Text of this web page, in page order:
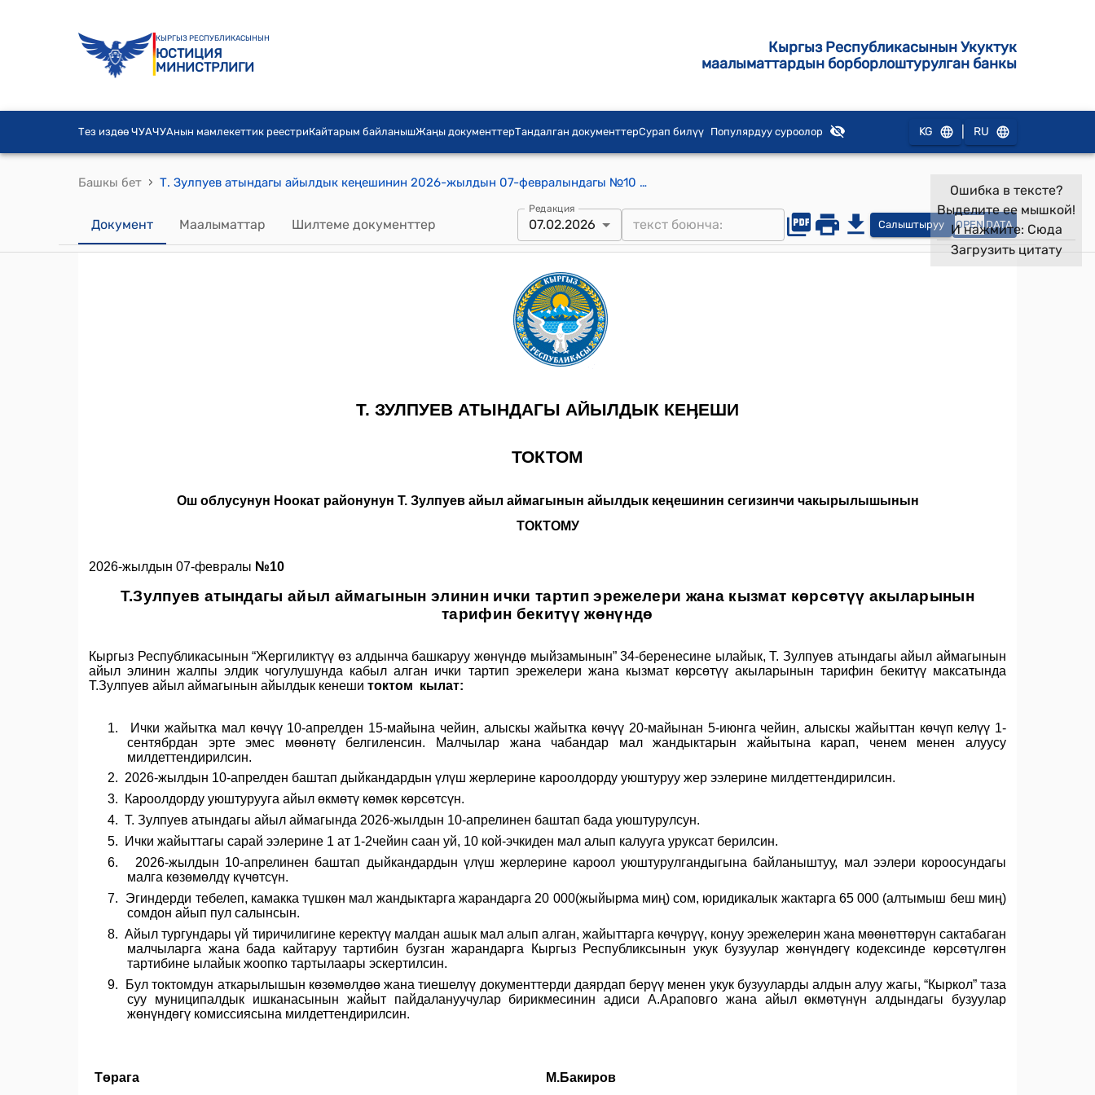
КЫРГЫЗ РЕСПУБЛИКАСЫНЫН
ЮСТИЦИЯ
МИНИСТРЛИГИ
Кыргыз Республикасынын Укуктук
маалыматтардын борборлоштурулган банкы
Тез издөө ЧУАЧУАнын мамлекеттик реестриКайтарым байланышЖаңы документтерТандалган документтерСурап билүү Популярдуу суроолор KG RU
Башкы бет › Т. Зулпуев атындагы айылдык кеңешинин 2026-жылдын 07-февралындагы №10 Т.Зулпуев атындагы айыл аймагынын элинин ички тартип эрежелери жана кызмат көрсөтүү акыларынын тарифин бекитүү жөнүндө токтом
Документ Маалыматтар Шилтеме документтер
Редакция
07.02.2026 Салыштыруу OPEN DATA
Ошибка в тексте?
Выделите ее мышкой!
И нажмите: Сюда
Загрузить цитату